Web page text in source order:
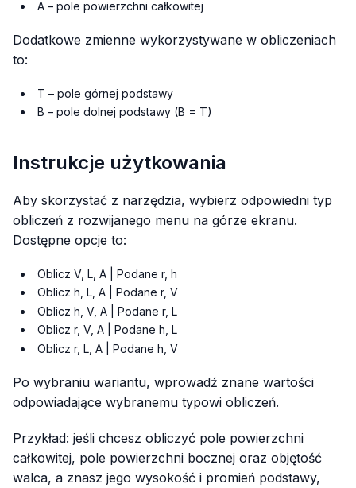
A – pole powierzchni całkowitej
Dodatkowe zmienne wykorzystywane w obliczeniach
to:
T – pole górnej podstawy
B – pole dolnej podstawy (B = T)
Instrukcje użytkowania
Aby skorzystać z narzędzia, wybierz odpowiedni typ
obliczeń z rozwijanego menu na górze ekranu.
Dostępne opcje to:
Oblicz V, L, A | Podane r, h
Oblicz h, L, A | Podane r, V
Oblicz h, V, A | Podane r, L
Oblicz r, V, A | Podane h, L
Oblicz r, L, A | Podane h, V
Po wybraniu wariantu, wprowadź znane wartości
odpowiadające wybranemu typowi obliczeń.
Przykład: jeśli chcesz obliczyć pole powierzchni
całkowitej, pole powierzchni bocznej oraz objętość
walca, a znasz jego wysokość i promień podstawy,